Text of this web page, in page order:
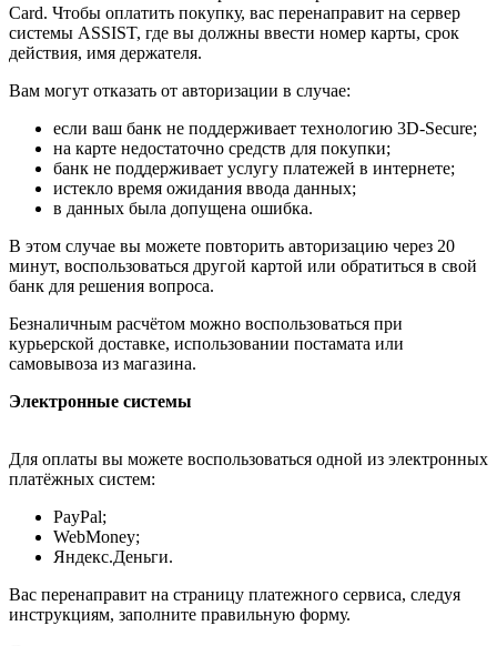
Card. Чтобы оплатить покупку, вас перенаправит на сервер
системы ASSIST, где вы должны ввести номер карты, срок
действия, имя держателя.
Вам могут отказать от авторизации в случае:
если ваш банк не поддерживает технологию 3D-Secure;
на карте недостаточно средств для покупки;
банк не поддерживает услугу платежей в интернете;
истекло время ожидания ввода данных;
в данных была допущена ошибка.
В этом случае вы можете повторить авторизацию через 20
минут, воспользоваться другой картой или обратиться в свой
банк для решения вопроса.
Безналичным расчётом можно воспользоваться при
курьерской доставке, использовании постамата или
самовывоза из магазина.
Электронные системы
Для оплаты вы можете воспользоваться одной из электронных
платёжных систем:
PayPal;
WebMoney;
Яндекс.Деньги.
Вас перенаправит на страницу платежного сервиса, следуя
инструкциям, заполните правильную форму.